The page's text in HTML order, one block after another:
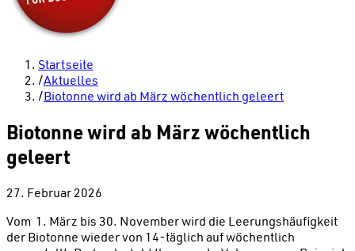
Startseite
/Aktuelles
/Biotonne wird ab März wöchentlich geleert
Biotonne wird ab März wöchentlich
geleert
27. Februar 2026
Vom 1. März bis 30. November wird die Leerungshäufigkeit
der Biotonne wieder von 14-täglich auf wöchentlich